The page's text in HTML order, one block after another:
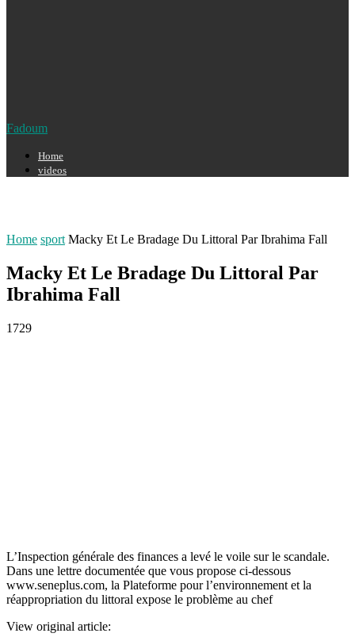
Fadoum
Home
videos
Home sport Macky Et Le Bradage Du Littoral Par Ibrahima Fall
Macky Et Le Bradage Du Littoral Par
Ibrahima Fall
1729
L’Inspection générale des finances a levé le voile sur le scandale.
Dans une lettre documentée que vous propose ci-dessous
www.seneplus.com, la Plateforme pour l’environnement et la
réappropriation du littoral expose le problème au chef
View original article: